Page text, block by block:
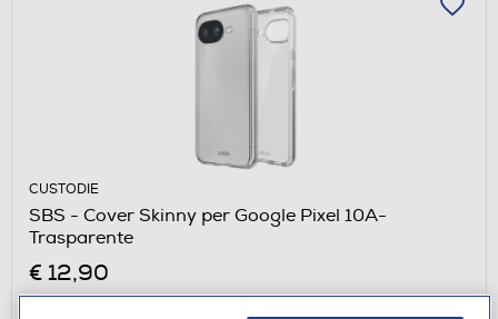
CUSTODIE
SBS - Cover Skinny per Google Pixel 10A-
Trasparente
€ 12,90